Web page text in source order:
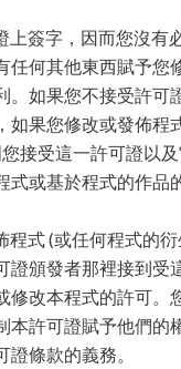
上簽字，因而您沒有
任何其他東西賦予您
。如果您不接受許可
如果您修改或發佈程
接受這一許可證以
式或基於程式的作品
程式 (或任何程式的
證頒發者那裡接到受
修改本程式的許可。
本許可證賦予他們的
條款的義務。